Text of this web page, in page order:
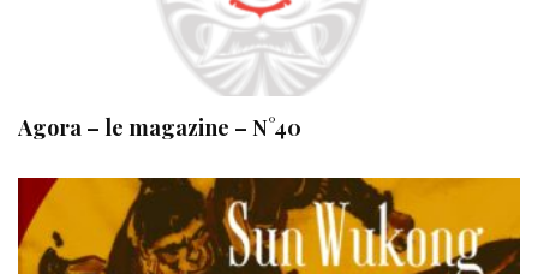
Agora – le magazine – N°40